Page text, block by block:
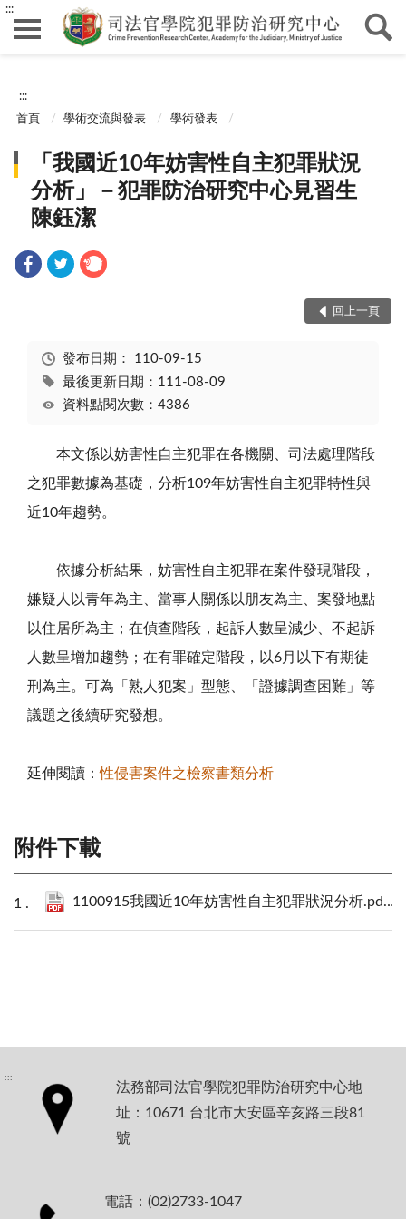
:::
:::
首頁 學術交流與發表 學術發表
「我國近10年妨害性自主犯罪狀況
分析」－犯罪防治研究中心見習生
陳鈺潔
回上一頁
發布日期： 110-09-15
最後更新日期：111-08-09
資料點閱次數：4386
本文係以妨害性自主犯罪在各機關、司法處理階段
之犯罪數據為基礎，分析109年妨害性自主犯罪特性與
近10年趨勢。
依據分析結果，妨害性自主犯罪在案件發現階段，
嫌疑人以青年為主、當事人關係以朋友為主、案發地點
以住居所為主；在偵查階段，起訴人數呈減少、不起訴
人數呈增加趨勢；在有罪確定階段，以6月以下有期徒
刑為主。可為「熟人犯案」型態、「證據調查困難」等
議題之後續研究發想。
延伸閱讀：性侵害案件之檢察書類分析
附件下載
1100915我國近10年妨害性自主犯罪狀況分析.pdf
:::
法務部司法官學院犯罪防治研究中心地
址：10671 台北市大安區辛亥路三段81
號
電話：(02)2733-1047